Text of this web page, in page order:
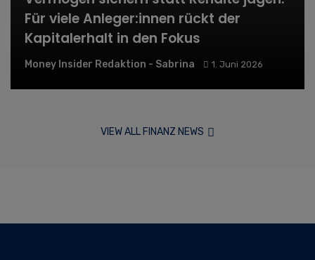
Für viele Anleger:innen rückt der
Kapitalerhalt in den Fokus
Money Insider Redaktion - Sabrina 1. Juni 2026
VIEW ALL FINANZ NEWS